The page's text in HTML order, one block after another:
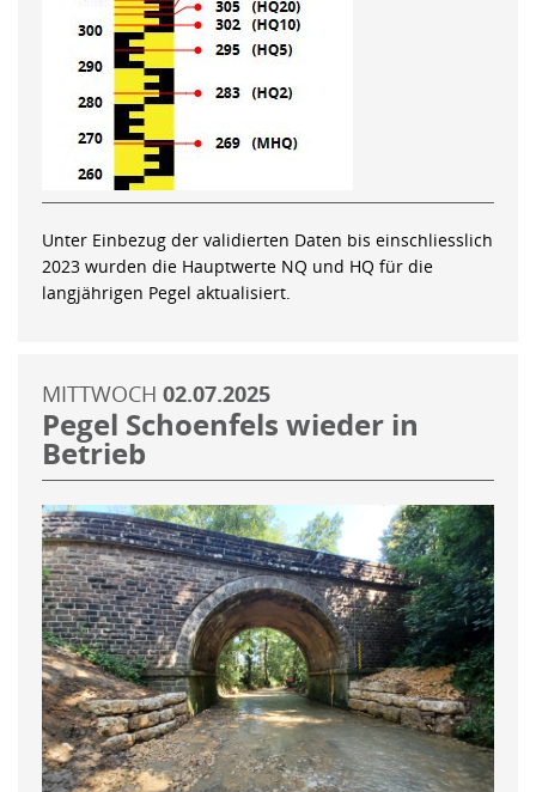
Unter Einbezug der validierten Daten bis einschliesslich
2023 wurden die Hauptwerte NQ und HQ für die
langjährigen Pegel aktualisiert.
MITTWOCH 02.07.2025
Pegel Schoenfels wieder in
Betrieb